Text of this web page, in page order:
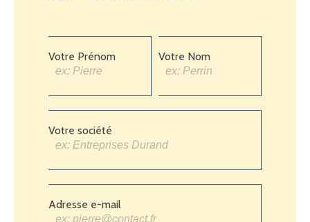
Votre Prénom Votre Nom
Votre société
Adresse e-mail